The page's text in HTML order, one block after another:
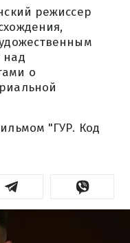
режиссер
над
о
"ГУР. Код